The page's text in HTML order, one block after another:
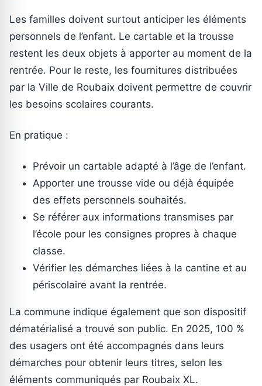
Les familles doivent surtout anticiper les éléments
personnels de l’enfant. Le cartable et la trousse
restent les deux objets à apporter au moment de la
rentrée. Pour le reste, les fournitures distribuées
par la Ville de Roubaix doivent permettre de couvrir
les besoins scolaires courants.
En pratique :
Prévoir un cartable adapté à l’âge de l’enfant.
Apporter une trousse vide ou déjà équipée
des effets personnels souhaités.
Se référer aux informations transmises par
l’école pour les consignes propres à chaque
classe.
Vérifier les démarches liées à la cantine et au
périscolaire avant la rentrée.
La commune indique également que son dispositif
dématérialisé a trouvé son public. En 2025, 100 %
des usagers ont été accompagnés dans leurs
démarches pour obtenir leurs titres, selon les
éléments communiqués par Roubaix XL.